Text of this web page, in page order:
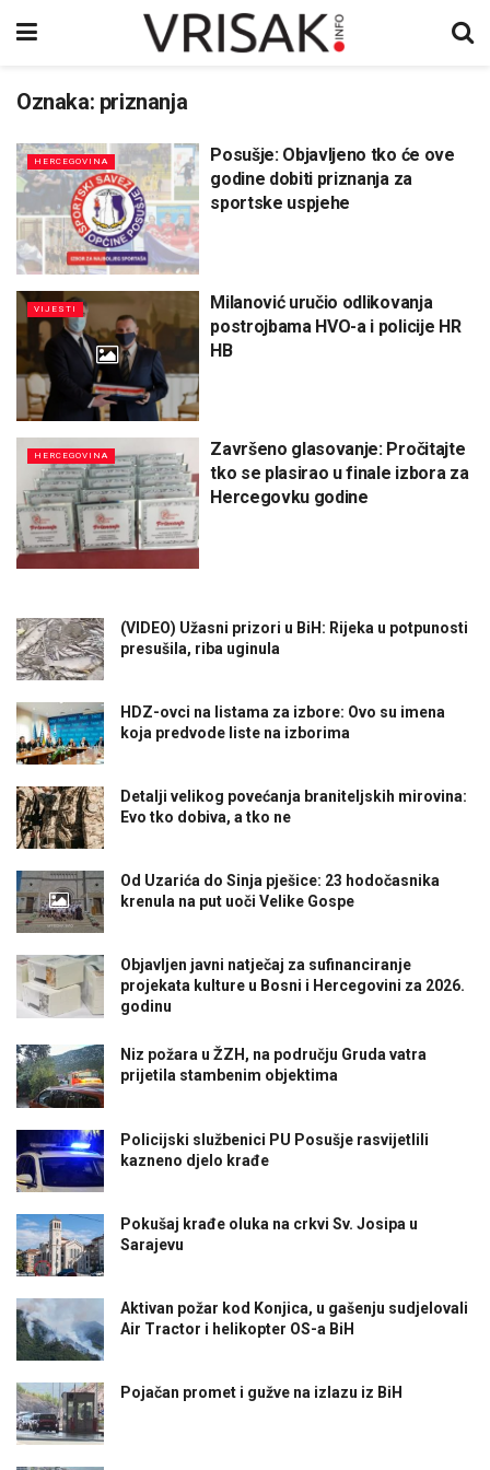
Oznaka: priznanja
HERCEGOVINA
Posušje: Objavljeno tko će ove
godine dobiti priznanja za
sportske uspjehe
VIJESTI
Milanović uručio odlikovanja
postrojbama HVO-a i policije HR
HB
HERCEGOVINA
Završeno glasovanje: Pročitajte
tko se plasirao u finale izbora za
Hercegovku godine
(VIDEO) Užasni prizori u BiH: Rijeka u potpunosti
presušila, riba uginula
HDZ-ovci na listama za izbore: Ovo su imena
koja predvode liste na izborima
Detalji velikog povećanja braniteljskih mirovina:
Evo tko dobiva, a tko ne
Od Uzarića do Sinja pješice: 23 hodočasnika
krenula na put uoči Velike Gospe
Objavljen javni natječaj za sufinanciranje
projekata kulture u Bosni i Hercegovini za 2026.
godinu
Niz požara u ŽZH, na području Gruda vatra
prijetila stambenim objektima
Policijski službenici PU Posušje rasvijetlili
kazneno djelo krađe
Pokušaj krađe oluka na crkvi Sv. Josipa u
Sarajevu
Aktivan požar kod Konjica, u gašenju sudjelovali
Air Tractor i helikopter OS-a BiH
Pojačan promet i gužve na izlazu iz BiH